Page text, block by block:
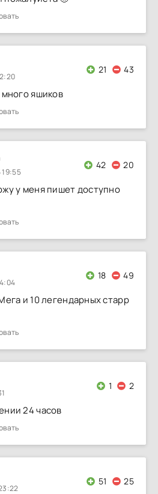
21 43
много яшиков
19:55
42 20
у меня пишет доступно
18 49
и 10 легендарных старр
1 2
24 часов
51 25